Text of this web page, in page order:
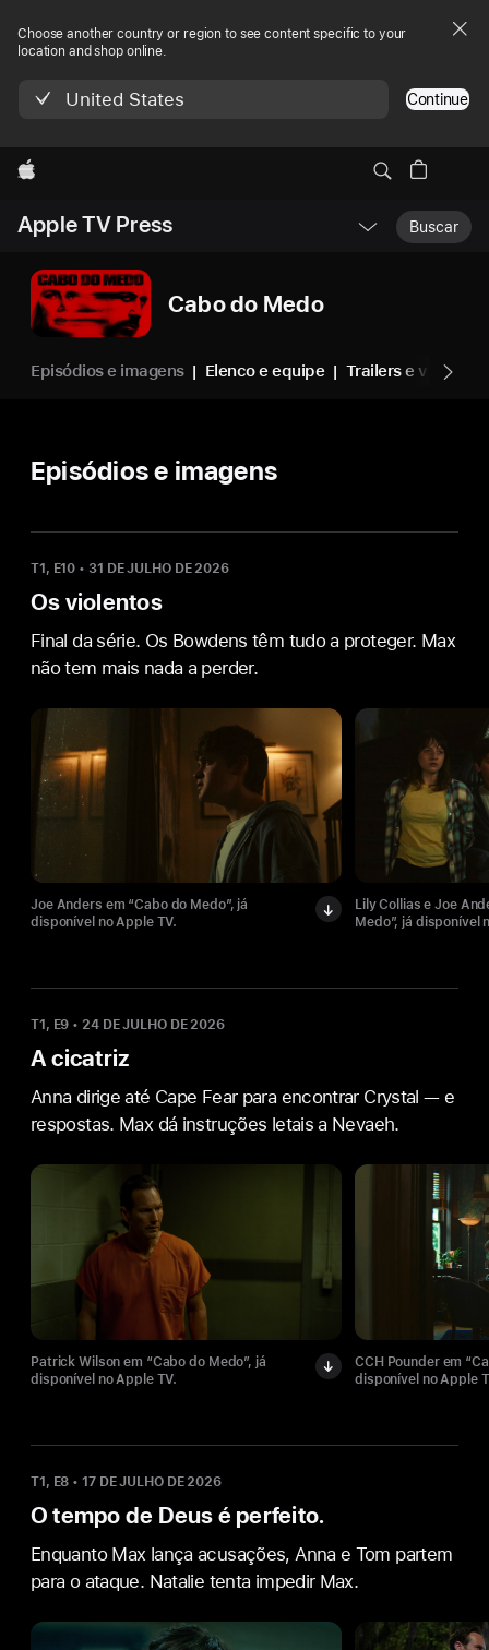
Choose another country or region to see content specific to your
location and shop online.
United States Continue
Apple
Apple TV Press
Abrir
Nav
Buscar
Cabo do Medo
Episódios e imagens Elenco e equipe Trailers e vídeos
Episódios e imagens
T1, E10 • 31 DE JULHO DE 2026
Os violentos
Final da série. Os Bowdens têm tudo a proteger. Max
não tem mais nada a perder.
Joe Anders em “Cabo do Medo”, já
disponível no Apple TV.
Lily Collias e Joe
Medo”, já disponível
T1, E9 • 24 DE JULHO DE 2026
A cicatriz
Anna dirige até Cape Fear para encontrar Crystal — e
respostas. Max dá instruções letais a Nevaeh.
Patrick Wilson em “Cabo do Medo”, já
disponível no Apple TV.
CCH Pounder em
disponível no Apple
T1, E8 • 17 DE JULHO DE 2026
O tempo de Deus é perfeito.
Enquanto Max lança acusações, Anna e Tom partem
para o ataque. Natalie tenta impedir Max.